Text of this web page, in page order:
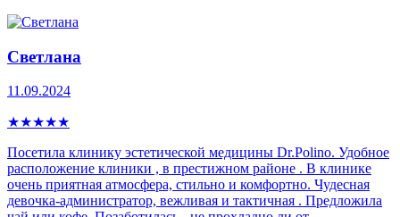
Светлана
11.09.2024
★★★★★
Посетила клинику эстетической медицины Dr.Polino. Удобное
расположение клиники , в престижном районе . В клинике
очень приятная атмосфера, стильно и комфортно. Чудесная
девочка-администратор, вежливая и тактичная . Предложила